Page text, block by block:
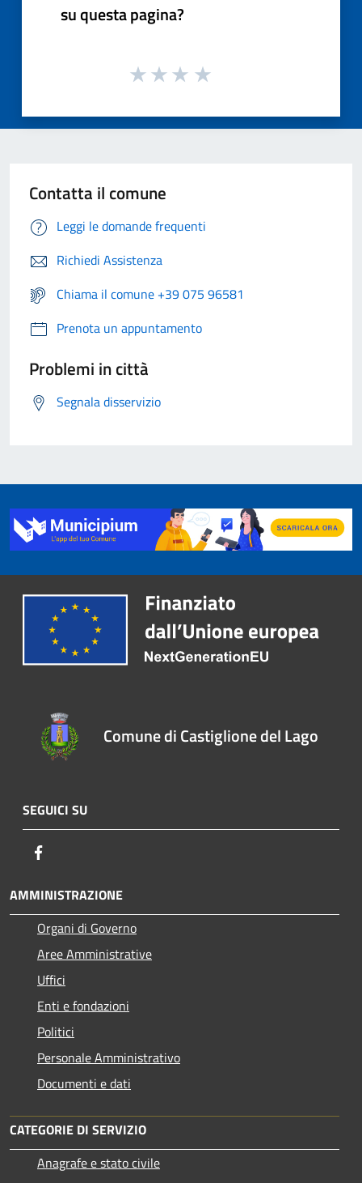
su questa pagina?
Contatta il comune
Leggi le domande frequenti
Richiedi Assistenza
Chiama il comune +39 075 96581
Prenota un appuntamento
Problemi in città
Segnala disservizio
Comune di Castiglione del Lago
SEGUICI SU
AMMINISTRAZIONE
Organi di Governo
Aree Amministrative
Uffici
Enti e fondazioni
Politici
Personale Amministrativo
Documenti e dati
CATEGORIE DI SERVIZIO
Anagrafe e stato civile